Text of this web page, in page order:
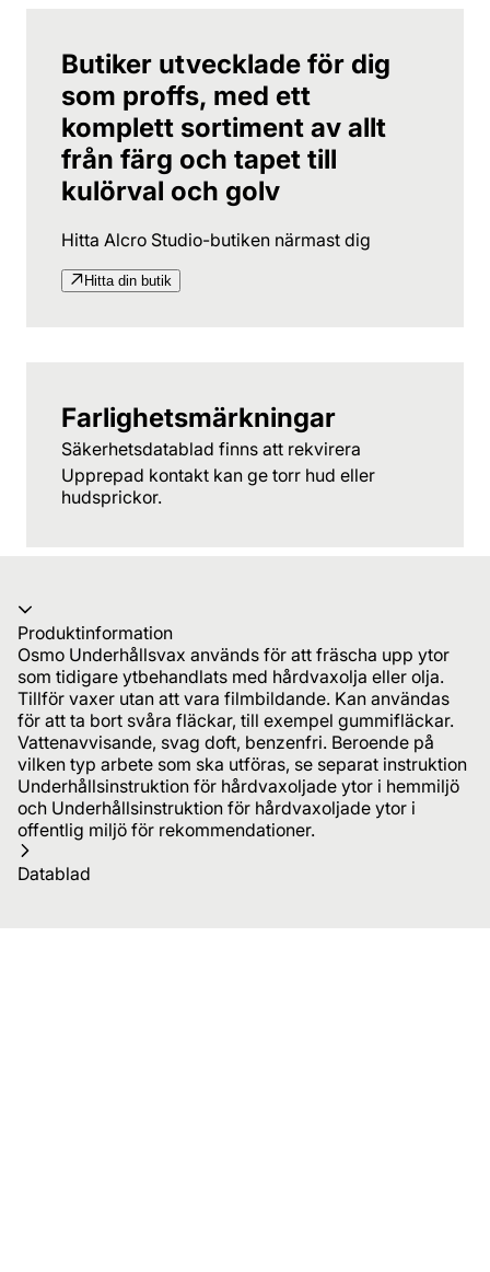
Butiker utvecklade för dig
som proffs, med ett
komplett sortiment av allt
från färg och tapet till
kulörval och golv
Hitta Alcro Studio-butiken närmast dig
Hitta din butik
Farlighetsmärkningar
Säkerhetsdatablad finns att rekvirera
Upprepad kontakt kan ge torr hud eller
hudsprickor.
Produktinformation
Osmo Underhållsvax används för att fräscha upp ytor
som tidigare ytbehandlats med hårdvaxolja eller olja.
Tillför vaxer utan att vara filmbildande. Kan användas
för att ta bort svåra fläckar, till exempel gummifläckar.
Vattenavvisande, svag doft, benzenfri. Beroende på
vilken typ arbete som ska utföras, se separat instruktion
Underhållsinstruktion för hårdvaxoljade ytor i hemmiljö
och Underhållsinstruktion för hårdvaxoljade ytor i
offentlig miljö för rekommendationer.
Datablad